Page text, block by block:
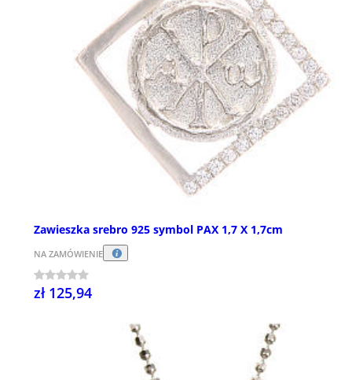
Zawieszka srebro 925 symbol PAX 1,7 X 1,7cm
NA ZAMÓWIENIE
zł 125,94